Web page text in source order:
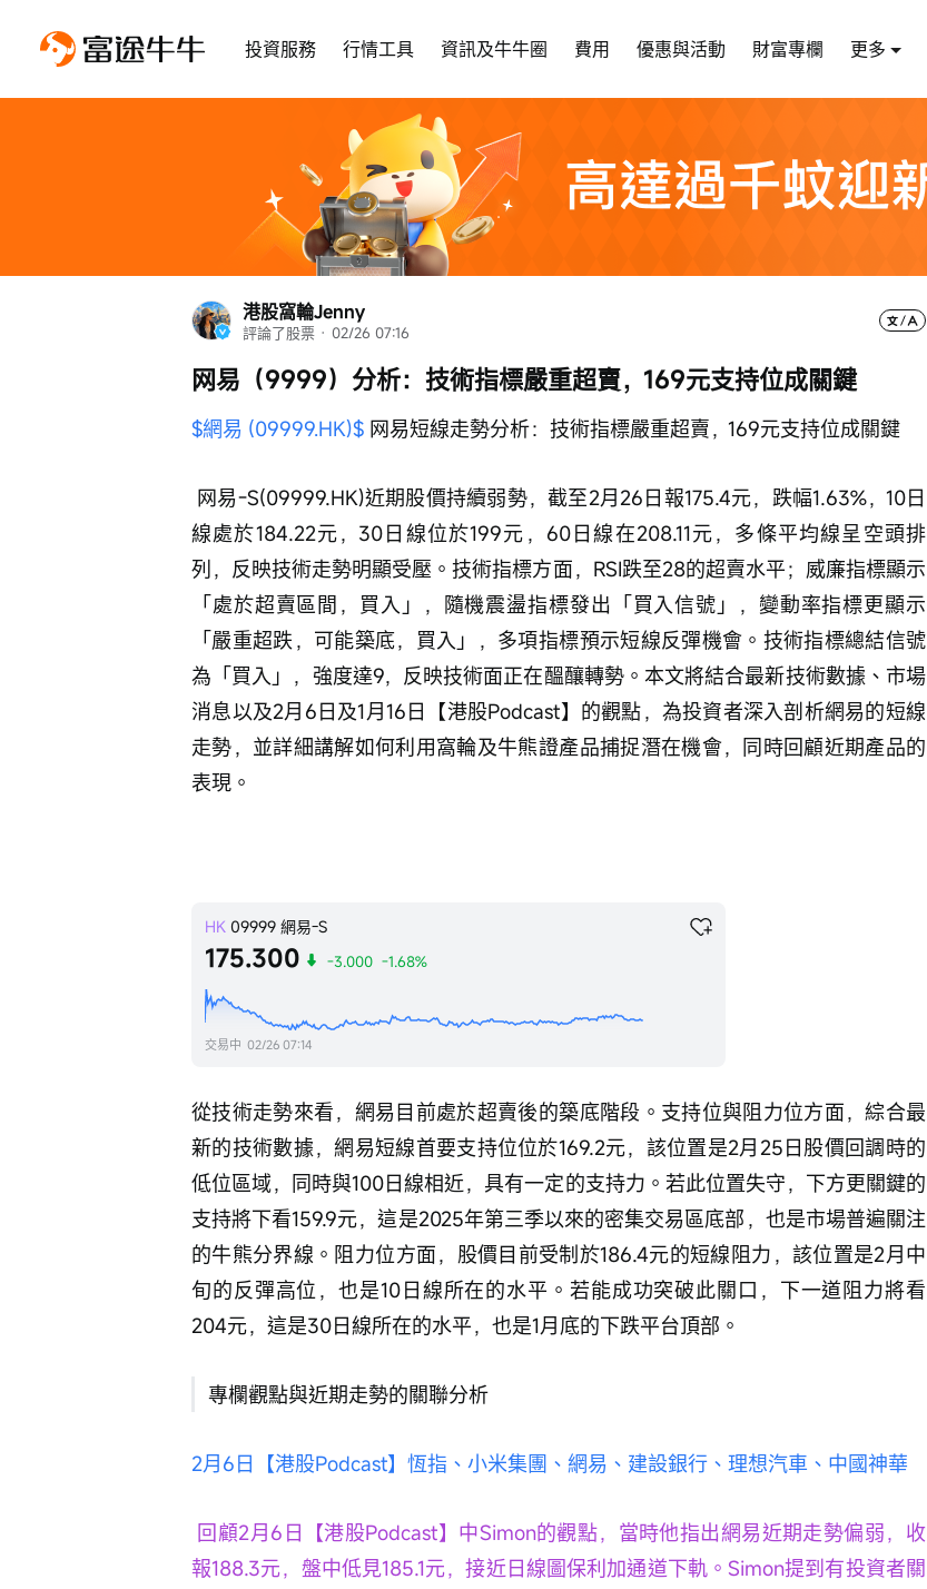
投資服務 行情工具 資訊及牛牛圈 費用 優惠與活動 財富專欄 更多
港股窩輪Jenny
評論了股票 · 02/26 07:16
网易（9999）分析：技術指標嚴重超賣，169元支持位成關鍵
$網易 (09999.HK)$ 网易短線走勢分析：技術指標嚴重超賣，169元支持位成關鍵
線處於184.22元，30日線位於199元，60日線在208.11元，多條平均線呈空頭排
列，反映技術走勢明顯受壓。技術指標方面，RSI跌至28的超賣水平；威廉指標顯示
「處於超賣區間，買入」，隨機震盪指標發出「買入信號」，變動率指標更顯示
「嚴重超跌，可能築底，買入」，多項指標預示短線反彈機會。技術指標總結信號
為「買入」，強度達9，反映技術面正在醞釀轉勢。本文將結合最新技術數據、市場
消息以及2月6日及1月16日【港股Podcast】的觀點，為投資者深入剖析網易的短線
走勢，並詳細講解如何利用窩輪及牛熊證產品捕捉潛在機會，同時回顧近期產品的
表現。
HK 09999 網易-S
175.300 -3.000 -1.68%
交易中 02/26 07:14
從技術走勢來看，網易目前處於超賣後的築底階段。支持位與阻力位方面，綜合最
新的技術數據，網易短線首要支持位位於169.2元，該位置是2月25日股價回調時的
低位區域，同時與100日線相近，具有一定的支持力。若此位置失守，下方更關鍵的
支持將下看159.9元，這是2025年第三季以來的密集交易區底部，也是市場普遍關注
的牛熊分界線。阻力位方面，股價目前受制於186.4元的短線阻力，該位置是2月中
旬的反彈高位，也是10日線所在的水平。若能成功突破此關口，下一道阻力將看
204元，這是30日線所在的水平，也是1月底的下跌平台頂部。
專欄觀點與近期走勢的關聯分析
2月6日【港股Podcast】恆指、小米集團、網易、建設銀行、理想汽車、中國神華
報188.3元，盤中低見185.1元，接近日線圖保利加通道下軌。Simon提到有投資者關